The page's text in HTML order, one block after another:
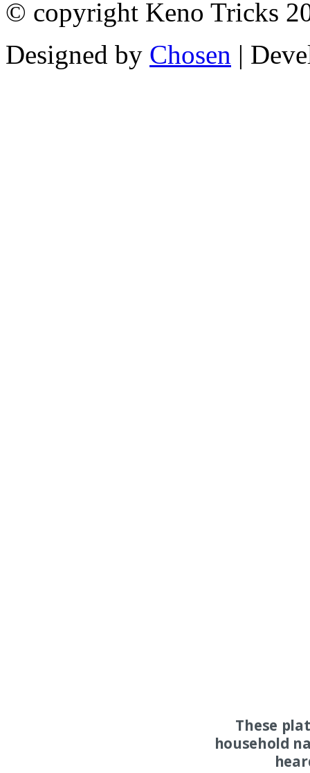
© copyright Keno Tricks
Designed by Chosen |
These
household